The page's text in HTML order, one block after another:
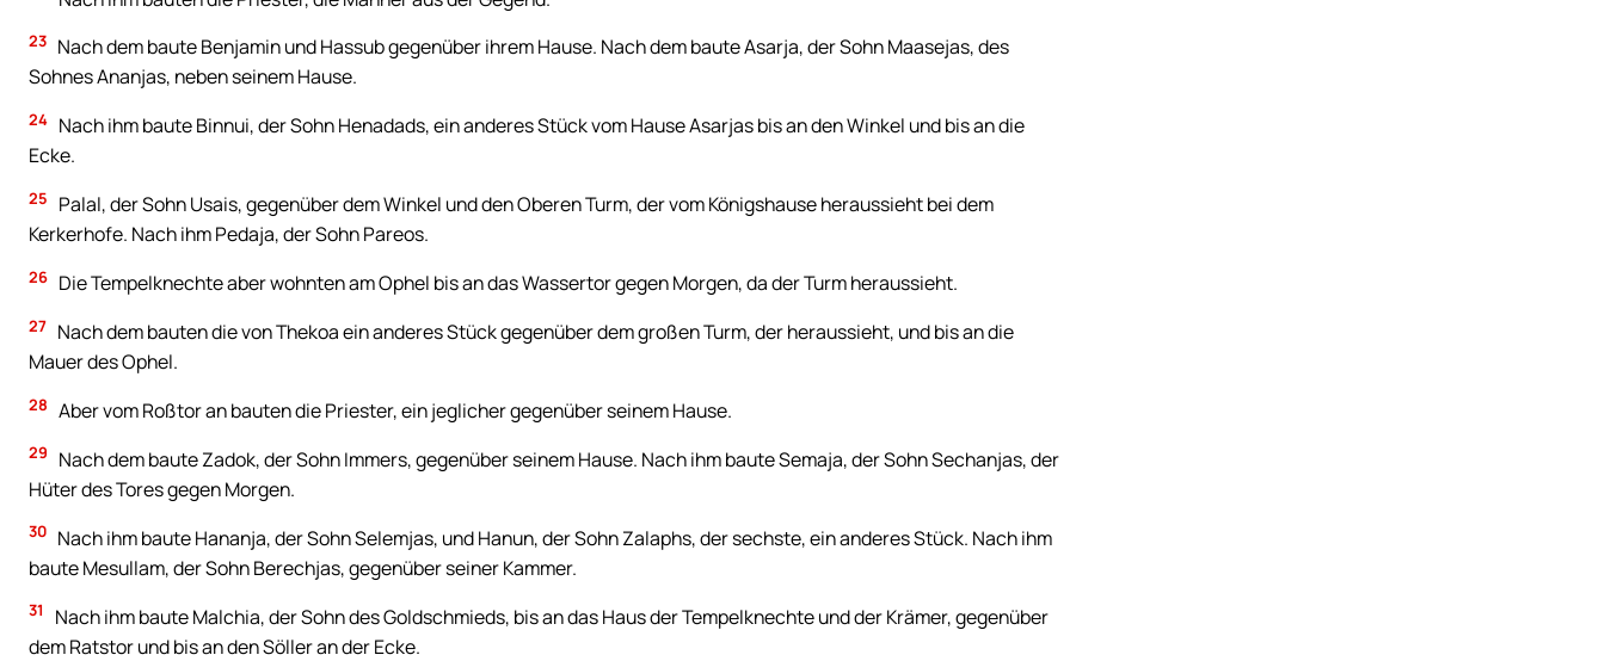
23 Nach dem baute Benjamin und Hassub gegenüber ihrem Hause. Nach dem baute Asarja, der Sohn Maasejas, des
Sohnes Ananjas, neben seinem Hause.
24 Nach ihm baute Binnui, der Sohn Henadads, ein anderes Stück vom Hause Asarjas bis an den Winkel und bis an die
Ecke.
25
Palal, der Sohn Usais, gegenüber dem Winkel und den Oberen Turm, der vom Königshause heraussieht bei dem
Kerkerhofe. Nach ihm Pedaja, der Sohn Pareos.
26 Die Tempelknechte aber wohnten am Ophel bis an das Wassertor gegen Morgen, da der Turm heraussieht.
27 Nach dem bauten die von Thekoa ein anderes Stück gegenüber dem großen Turm, der heraussieht, und bis an die
Mauer des Ophel.
28 Aber vom Roßtor an bauten die Priester, ein jeglicher gegenüber seinem Hause.
29
Nach dem baute Zadok, der Sohn Immers, gegenüber seinem Hause. Nach ihm baute Semaja, der Sohn Sechanjas, der
Hüter des Tores gegen Morgen.
30 Nach ihm baute Hananja, der Sohn Selemjas, und Hanun, der Sohn Zalaphs, der sechste, ein anderes Stück. Nach ihm
baute Mesullam, der Sohn Berechjas, gegenüber seiner Kammer.
31
Nach ihm baute Malchia, der Sohn des Goldschmieds, bis an das Haus der Tempelknechte und der Krämer, gegenüber
dem Ratstor und bis an den Söller an der Ecke.